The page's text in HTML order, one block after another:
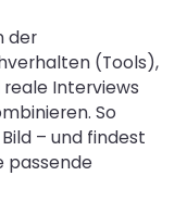
der
(Tools),
Interviews
So
– und findest
passende